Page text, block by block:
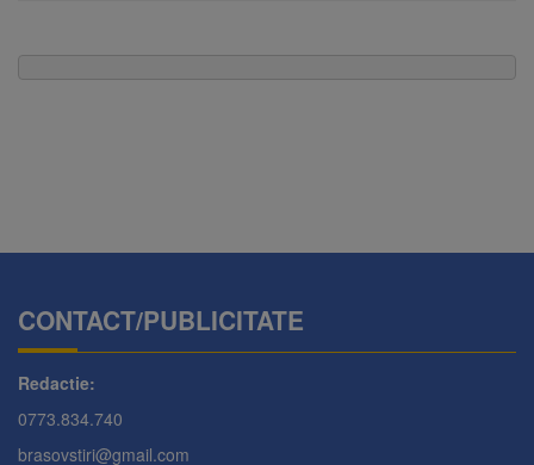
CONTACT/PUBLICITATE
Redactie:
0773.834.740
brasovstiri@gmail.com